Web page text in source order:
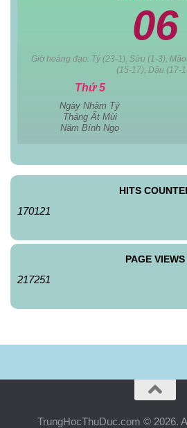
06
Giờ hoàng đạo: Tý (23-1), Sửu (1-3),
(15-17), Dậu (17-
Thứ 5
Ngày Nhâm Tý
Tháng Ất Mùi
Năm Bính Ngọ
HITS
170121
PAGE VIEWS
217251
TrungHocThuDuc.com © 2026.